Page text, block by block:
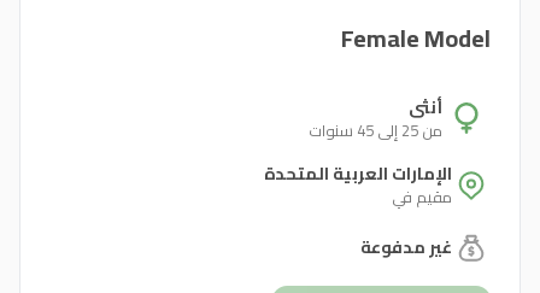
Female Model
أنثى
من 25 إلى 45 سنوات
الإمارات العربية المتحدة
مقيم في
غير مدفوعة